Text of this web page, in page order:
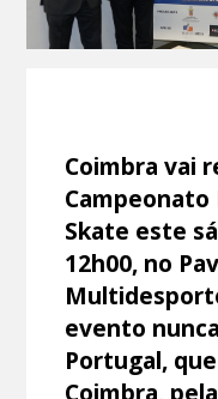
Coimbra vai
Campeonato
Skate este
12h00, no
evento
Portugal,
Coimbra,